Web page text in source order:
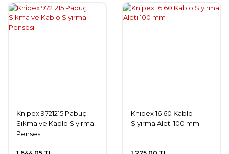
Knipex 9721215 Pabuç
Sıkma ve Kablo Sıyırma
Pensesi
Knipex 16 60 Kablo
Sıyırma Aleti 100 mm